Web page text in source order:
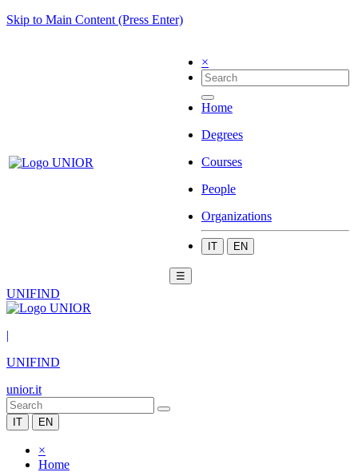
Skip to Main Content (Press Enter)
×
Home
Degrees
Courses
People
Organizations
IT EN
☰
UNIFIND
|
UNIFIND
unior.it
IT EN
×
Home